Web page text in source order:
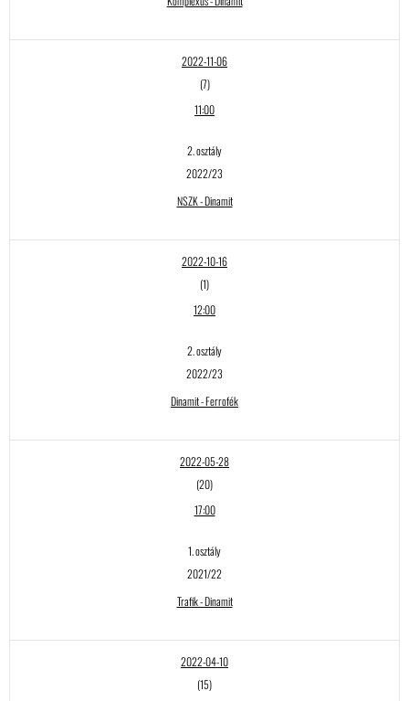
2022-11-06
(7)
11:00
2. osztály
2022/23
NSZK - Dinamit
2022-10-16
(1)
12:00
2. osztály
2022/23
Dinamit - Ferrofék
2022-05-28
(20)
17:00
1. osztály
2021/22
Trafik - Dinamit
2022-04-10
(15)